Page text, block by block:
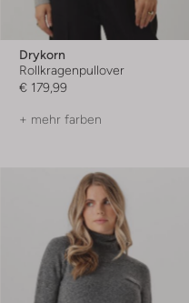
Drykorn
Rollkragenpullover
€ 179,99
+ mehr farben